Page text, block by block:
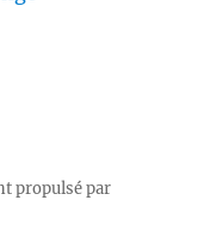
propulsé par